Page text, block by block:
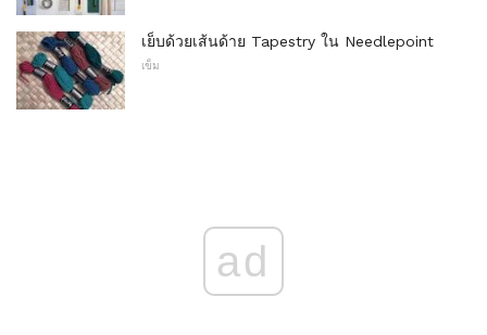
เย็บด้วยเส้นด้าย Tapestry ใน Needlepoint
เข็ม
ad